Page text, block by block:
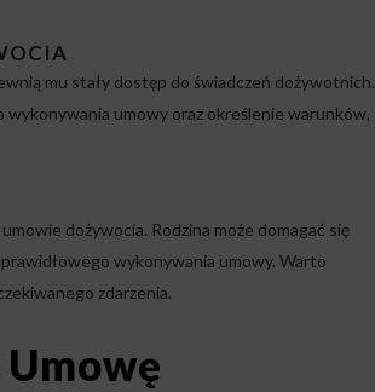
mu stały dostęp do świadczeń dożywotnich.
umowy oraz określenie warunków,
dożywocia. Rodzina może domagać się
wykonywania umowy. Warto
zdarzenia.